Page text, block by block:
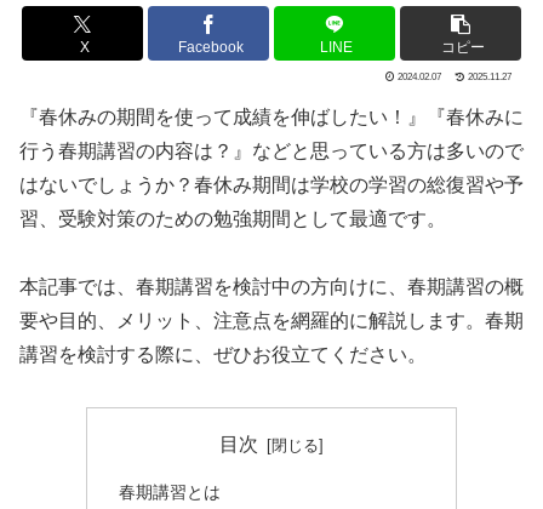
X Facebook LINE コピー
2024.02.07 2025.11.27
『春休みの期間を使って成績を伸ばしたい！』『春休みに
行う春期講習の内容は？』などと思っている方は多いので
はないでしょうか？春休み期間は学校の学習の総復習や予
習、受験対策のための勉強期間として最適です。
本記事では、春期講習を検討中の方向けに、春期講習の概
要や目的、メリット、注意点を網羅的に解説します。春期
講習を検討する際に、ぜひお役立てください。
目次
春期講習とは